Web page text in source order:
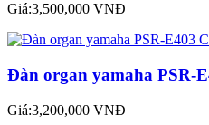
Giá:3,500,000 VNĐ
Đàn organ yamaha PSR-
Giá:3,200,000 VNĐ